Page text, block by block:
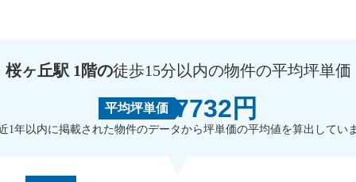
桜ヶ丘駅 1階の徒歩15分以内の物件の平均坪単価
平均坪単価 7732円
1年以内に掲載された物件のデータから坪単価の平均値を算出していま